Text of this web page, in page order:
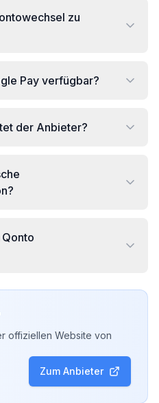
zu
Pay verfügbar?
der Anbieter?
offiziellen Website von
Zum Anbieter